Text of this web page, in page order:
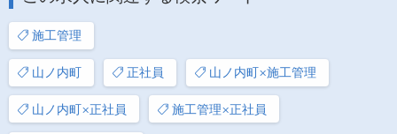
施工管理
山ノ内町 正社員 山ノ内町×施工管理
山ノ内町×正社員 施工管理×正社員